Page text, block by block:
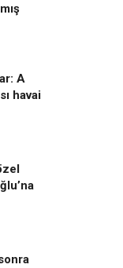
A
havai